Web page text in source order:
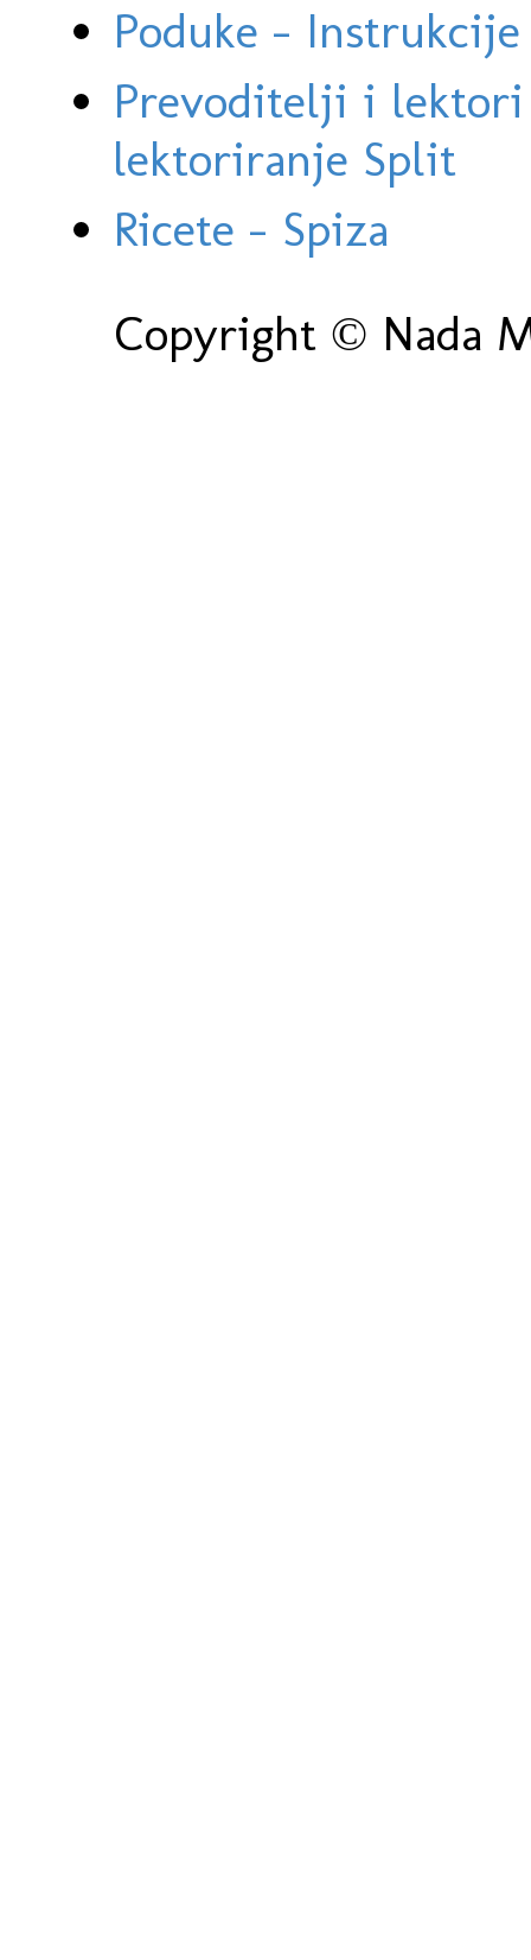
Poduke -
Prevoditelji i
lektoriranje Split
Ricete - Spiza
Copyright © Nada